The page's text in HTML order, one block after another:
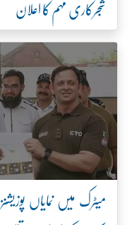
شجرکاری مہم کا اعلان
میٹرک میں نمایاں